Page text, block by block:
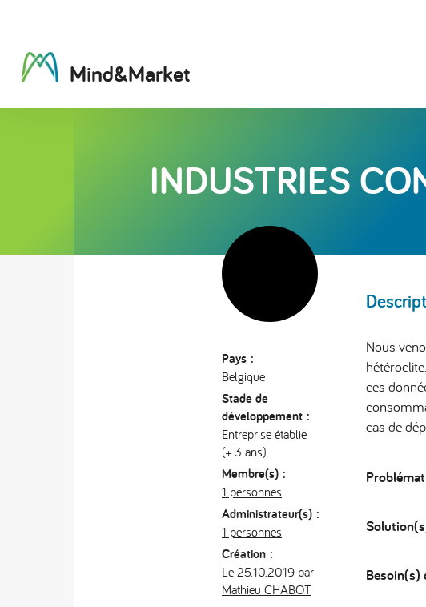
Mind&Market
INDUSTRIES
Pays :
Belgique
Stade de
développement :
Entreprise établie
(+ 3 ans)
Membre(s) :
1 personnes
Administrateur(s) :
1 personnes
Création :
Le 25.10.2019 par
Mathieu CHABOT
Nous
ces
cas de
Besoin(s)